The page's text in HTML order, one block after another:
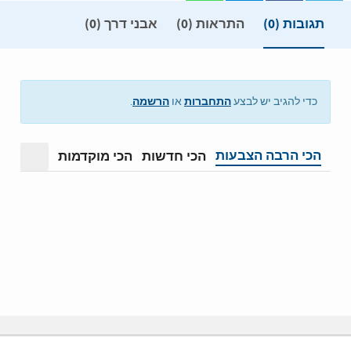
תגובות (0) התראות (0) אבני דרך (0)
כדי להגיב יש לבצעהתחברותאו הרשמה.
הכי הרבה הצבעות הכי חדשות הכי מוקדמות